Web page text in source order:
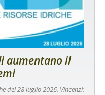
aumentano il
del 28 luglio 2026. Vincenzi: